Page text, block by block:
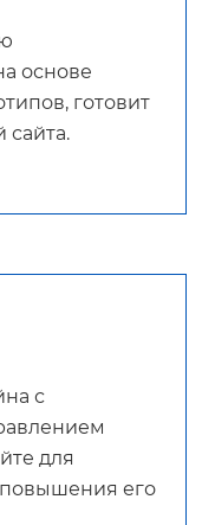
основе
готовит
с
для
его